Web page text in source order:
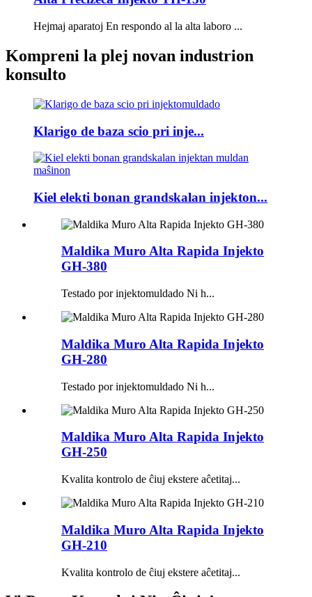
Hejmaj aparatoj En respondo al la alta laboro ...
Kompreni la plej novan industrion
konsulto
Klarigo de baza scio pri inje...
Kiel elekti bonan grandskalan injekton...
Maldika Muro Alta Rapida Injekto
GH-380
Testado por injektomuldado Ni h...
Maldika Muro Alta Rapida Injekto
GH-280
Testado por injektomuldado Ni h...
Maldika Muro Alta Rapida Injekto
GH-250
Kvalita kontrolo de ĉiuj ekstere aĉetitaj...
Maldika Muro Alta Rapida Injekto
GH-210
Kvalita kontrolo de ĉiuj ekstere aĉetitaj...